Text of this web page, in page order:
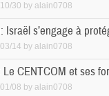
30 by alain0708
Israël s’engage à
14 by alain0708
Le CENTCOM et ses
08 by alain0708